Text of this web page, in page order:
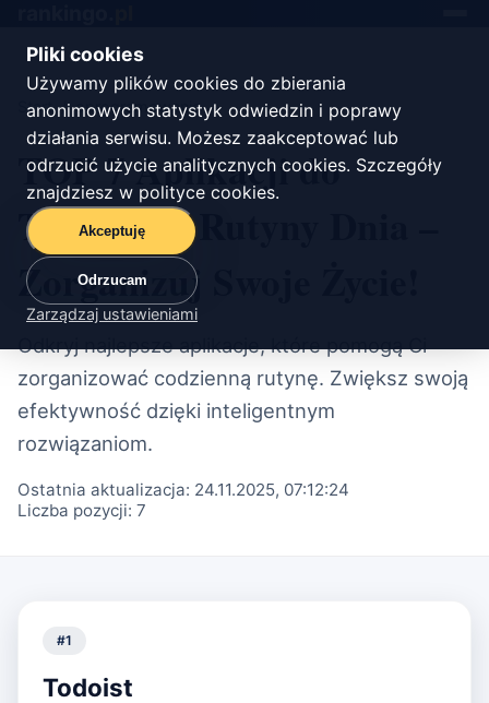
Pliki cookies
Używamy plików cookies do zbierania
anonimowych statystyk odwiedzin i poprawy
działania serwisu. Możesz zaakceptować lub
odrzucić użycie analitycznych cookies. Szczegóły
znajdziesz w polityce cookies.
Akceptuję
Odrzucam
Zarządzaj ustawieniami
Start/oprogramowanie
TOP 7 Aplikacji do
Tworzenia Rutyny Dnia –
Zorganizuj Swoje Życie!
Odkryj najlepsze aplikacje, które pomogą Ci
zorganizować codzienną rutynę. Zwiększ swoją
efektywność dzięki inteligentnym
rozwiązaniom.
Ostatnia aktualizacja: 24.11.2025, 07:12:24
Liczba pozycji: 7
#1
Todoist